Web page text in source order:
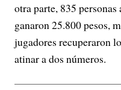
otra parte, 835
ganaron 25.800 pesos,
jugadores recuperaron
atinar a dos números.